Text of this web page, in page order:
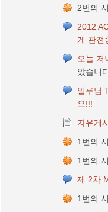
2번의
2012
게 관전
오늘 저
았습니
일루님
요!!!
자유게
1번의
1번의
제 2차
1번의